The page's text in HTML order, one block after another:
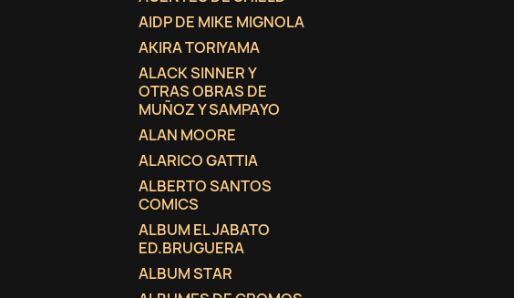
AIDP DE MIKE MIGNOLA
AKIRA TORIYAMA
ALACK SINNER Y
OTRAS OBRAS DE
MUÑOZ Y SAMPAYO
ALAN MOORE
ALARICO GATTIA
ALBERTO SANTOS
COMICS
ALBUM EL JABATO
ED.BRUGUERA
ALBUM STAR